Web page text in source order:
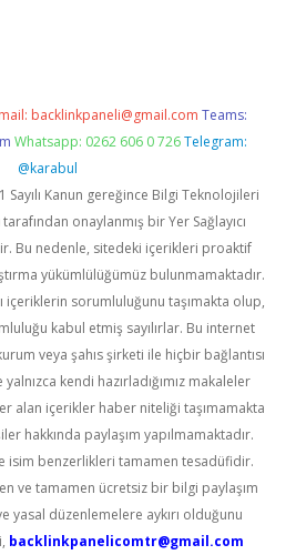
backlinkpaneli@gmail.com Teams:
Whatsapp: 0262 606 0 726 Telegram:
@karabul
Sayılı Kanun gereğince Bilgi Teknolojileri
onaylanmış bir Yer Sağlayıcı
Bu nedenle, sitedeki içerikleri proaktif
yükümlülüğümüz bulunmamaktadır.
içeriklerin sorumluluğunu taşımakta olup,
kabul etmiş sayılırlar. Bu internet
veya şahıs şirketi ile hiçbir bağlantısı
kendi hazırladığımız makaleler
alan içerikler haber niteliği taşımamakta
hakkında paylaşım yapılmamaktadır.
isim benzerlikleri tamamen tesadüfidir.
ve tamamen ücretsiz bir bilgi paylaşım
yasal düzenlemelere aykırı olduğunu
backlinkpanelicomtr@gmail.com